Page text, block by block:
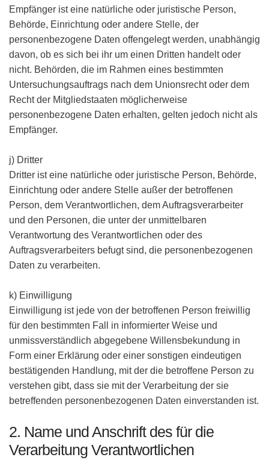
Empfänger ist eine natürliche oder juristische Person,
Behörde, Einrichtung oder andere Stelle, der
personenbezogene Daten offengelegt werden, unabhängig
davon, ob es sich bei ihr um einen Dritten handelt oder
nicht. Behörden, die im Rahmen eines bestimmten
Untersuchungsauftrags nach dem Unionsrecht oder dem
Recht der Mitgliedstaaten möglicherweise
personenbezogene Daten erhalten, gelten jedoch nicht als
Empfänger.
j) Dritter
Dritter ist eine natürliche oder juristische Person, Behörde,
Einrichtung oder andere Stelle außer der betroffenen
Person, dem Verantwortlichen, dem Auftragsverarbeiter
und den Personen, die unter der unmittelbaren
Verantwortung des Verantwortlichen oder des
Auftragsverarbeiters befugt sind, die personenbezogenen
Daten zu verarbeiten.
k) Einwilligung
Einwilligung ist jede von der betroffenen Person freiwillig
für den bestimmten Fall in informierter Weise und
unmissverständlich abgegebene Willensbekundung in
Form einer Erklärung oder einer sonstigen eindeutigen
bestätigenden Handlung, mit der die betroffene Person zu
verstehen gibt, dass sie mit der Verarbeitung der sie
betreffenden personenbezogenen Daten einverstanden ist.
2. Name und Anschrift des für die
Verarbeitung Verantwortlichen